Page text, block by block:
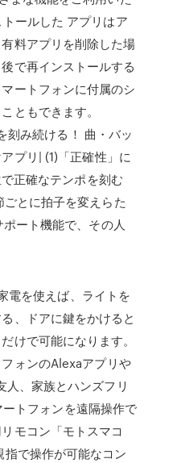
ールした アプリはア
料アプリを削除した場
で再インストールする
ートフォンに付属のシ
ともできます。
刻み続ける！ 曲・バッ
プリ| (1)「正確性」に
正確なテンポを刻む
とに拍子を変えらた
ート機能で、その人
電を使えば、ライトを
、ドアに鍵をかけると
けで可能になります。
ォンのAlexaアプリや
、家族とハンズフリ
トフォンを遠隔操作で
モコン「モトスマコ
で操作が可能なコン